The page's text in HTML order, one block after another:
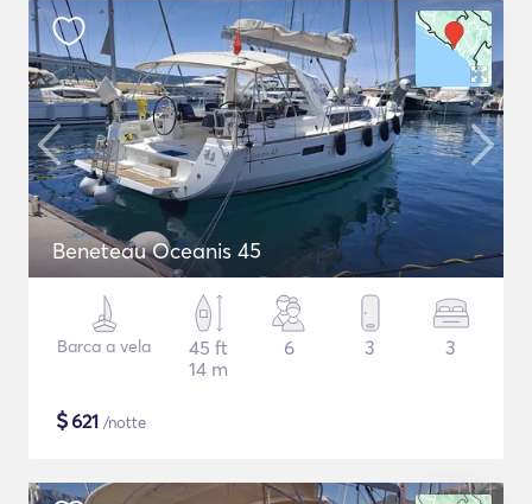
Beneteau Oceanis 45
Barca a vela
45 ft
14 m
6 3 3
$621 /notte